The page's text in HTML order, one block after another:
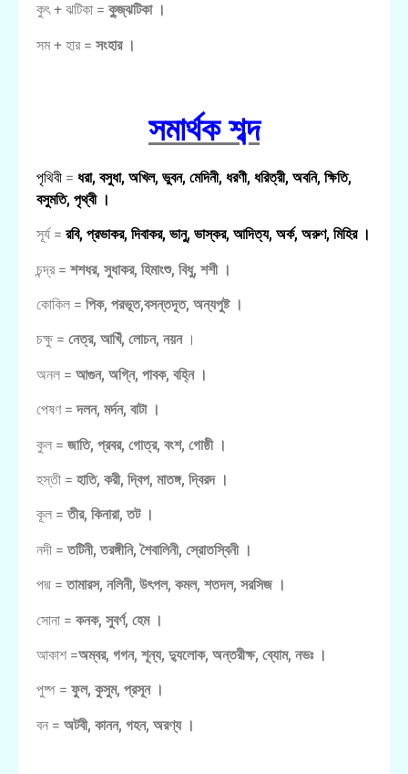
কুৎ + ঝটিকা = কু্‌জ্‌ঝটিকা ।
সম + হার = সংহার ।
সমার্থক শব্দ
পৃথিবী = ধরা, বসুধা, অখিল, ভুবন, মেদিনী, ধরণী, ধরিত্রী, অবনি, ক্ষিতি,
বসুমতি, পৃথ্বী ।
সূর্য = রবি, প্রভাকর, দিবাকর, ভানু, ভাস্কর, আদিত্য, অর্ক, অরুণ, মিহির ।
চন্দ্র = শশধর, সুধাকর, হিমাংশু, বিধু, শশী ।
কোকিল = পিক, পরভূত,বসন্তদূত, অন্যপুষ্ট ।
চক্ষু = নেত্র, আখিঁ, লোচন, নয়ন।
অনল = আগুন, অগ্নি, পাবক, বহ্নি ।
পেষণ =দলন, মর্দন, বাটা ।
কুল = জাতি, প্রবর, গোত্র, বংশ, গোষ্ঠী ।
হস্তী = হাতি, করী, দ্বিপ, মাতঙ্গ, দ্বিরদ ।
কূল =তীর, কিনারা, তট ।
নদী =তটিনী, তরঙ্গীনি, শৈবালিনী, স্রোতস্বিনী ।
পদ্ম =তামারস, নলিনী, উৎপল, কমল, শতদল, সরসিজ ।
সোনা = কনক, সুবর্ণ, হেম ।
আকাশ =অম্বর, গগন, শূন্য, দ্যুলোক, অন্তরীক্ষ, ব্যোম, নভঃ ।
পুষ্প = ফুল, কুসুম, প্রসূন ।
বন = অটবী, কানন, গহন, অরণ্য ।